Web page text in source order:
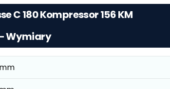
C 180 Kompressor 156 KM
– Wymiary